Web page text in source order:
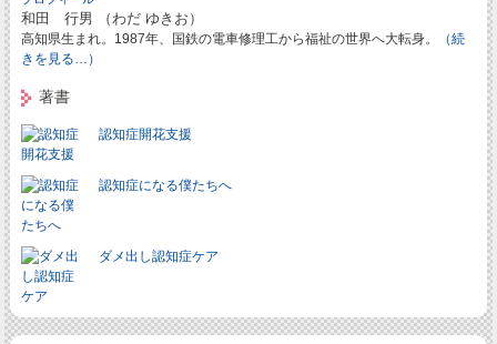
和田 行男 （わだ ゆきお）
高知県生まれ。1987年、国鉄の電車修理工から福祉の世界へ大転身。
（続
きを見る…）
著書
認知症開花支援
認知症になる僕たちへ
ダメ出し認知症ケア